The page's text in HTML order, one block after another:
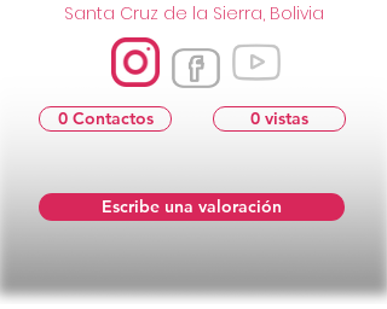
Escribe una valoración
0 Contactos
Santa Cruz de la Sierra, Bolivia
0 vistas